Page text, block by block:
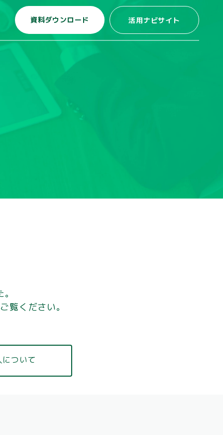
活用ナビサイト
資料ダウンロード
覧ください。
について